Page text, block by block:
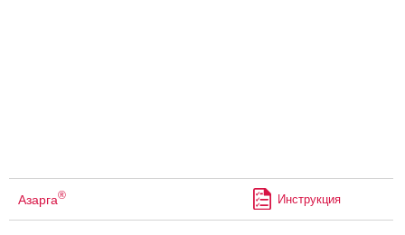
Азарга® Инструкция